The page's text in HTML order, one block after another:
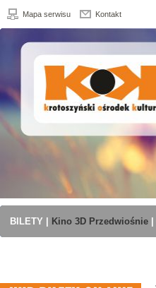
Mapa serwisu Kontakt
BILETY Kino 3D Przedwiośnie